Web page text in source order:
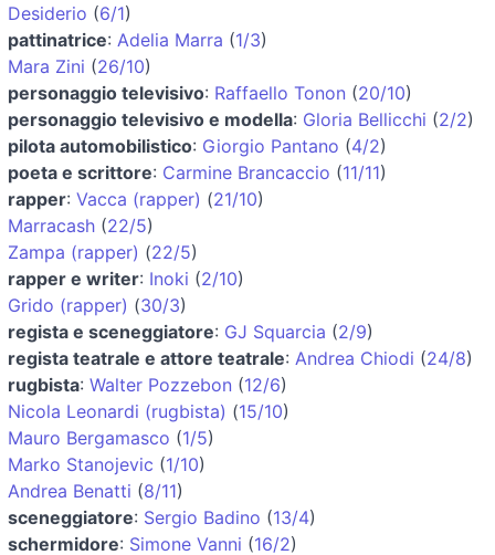
Desiderio (6/1)
pattinatrice: Adelia Marra (1/3)
Mara Zini (26/10)
personaggio televisivo: Raffaello Tonon (20/10)
personaggio televisivo e modella: Gloria Bellicchi (2/2)
pilota automobilistico: Giorgio Pantano (4/2)
poeta e scrittore: Carmine Brancaccio (11/11)
rapper: Vacca (rapper) (21/10)
Marracash (22/5)
Zampa (rapper) (22/5)
rapper e writer: Inoki (2/10)
Grido (rapper) (30/3)
regista e sceneggiatore: GJ Squarcia (2/9)
regista teatrale e attore teatrale: Andrea Chiodi (24/8)
rugbista: Walter Pozzebon (12/6)
Nicola Leonardi (rugbista) (15/10)
Mauro Bergamasco (1/5)
Marko Stanojevic (1/10)
Andrea Benatti (8/11)
sceneggiatore: Sergio Badino (13/4)
schermidore: Simone Vanni (16/2)